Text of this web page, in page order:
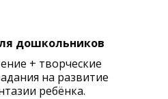
дошкольников
+ творческие
на развитие
ребёнка.